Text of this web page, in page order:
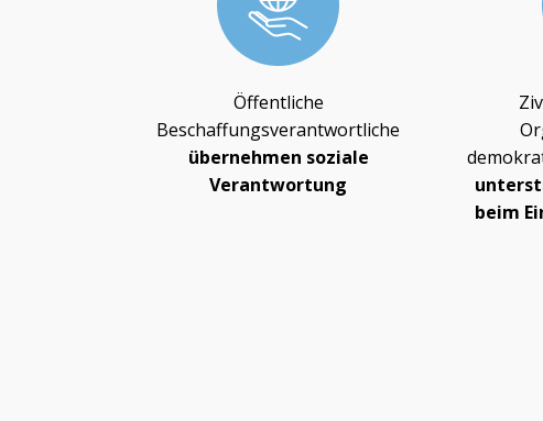
Öffentliche
Beschaffungsverantwortliche
übernehmen soziale
Verantwortung
beim